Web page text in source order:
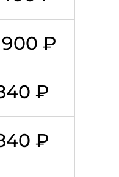
₽
₽
₽